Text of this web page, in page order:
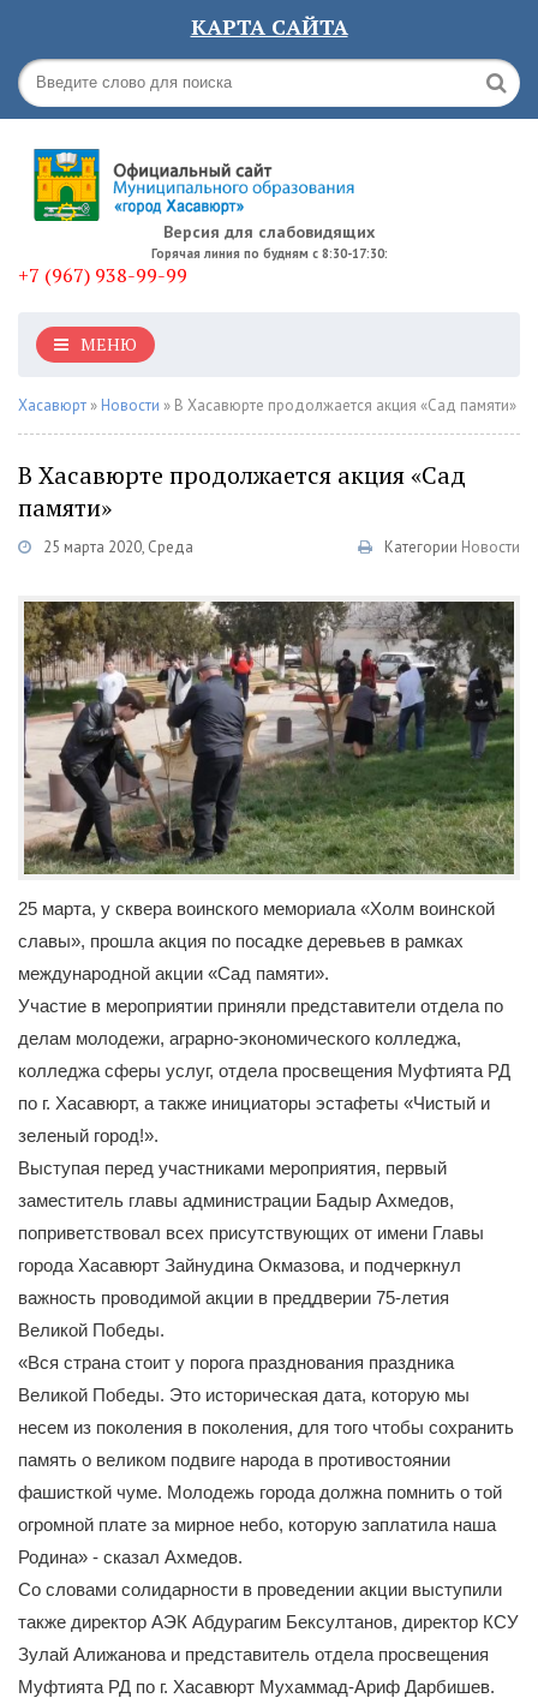
КАРТА САЙТА
Версия для слабовидящих
Горячая линия по будням с 8:30-17:30:
+7 (967) 938-99-99
МЕНЮ
Хасавюрт » Новости » В Хасавюрте продолжается акция «Сад памяти»
В Хасавюрте продолжается акция «Сад
памяти»
25 марта 2020, Среда Категории Новости
25 марта, у сквера воинского мемориала «Холм воинской
славы», прошла акция по посадке деревьев в рамках
международной акции «Сад памяти».
Участие в мероприятии приняли представители отдела по
делам молодежи, аграрно-экономического колледжа,
колледжа сферы услуг, отдела просвещения Муфтията РД
по г. Хасавюрт, а также инициаторы эстафеты «Чистый и
зеленый город!».
Выступая перед участниками мероприятия, первый
заместитель главы администрации Бадыр Ахмедов,
поприветствовал всех присутствующих от имени Главы
города Хасавюрт Зайнудина Окмазова, и подчеркнул
важность проводимой акции в преддверии 75-летия
Великой Победы.
«Вся страна стоит у порога празднования праздника
Великой Победы. Это историческая дата, которую мы
несем из поколения в поколения, для того чтобы сохранить
память о великом подвиге народа в противостоянии
фашисткой чуме. Молодежь города должна помнить о той
огромной плате за мирное небо, которую заплатила наша
Родина» - сказал Ахмедов.
Со словами солидарности в проведении акции выступили
также директор АЭК Абдурагим Бексултанов, директор КСУ
Зулай Алижанова и представитель отдела просвещения
Муфтията РД по г. Хасавюрт Мухаммад-Ариф Дарбишев.